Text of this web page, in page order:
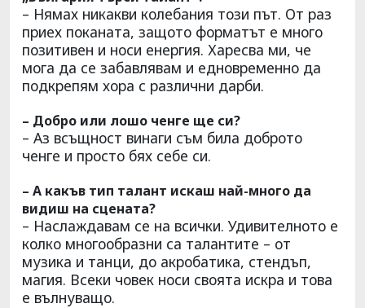
– Нямах никакви колебания този път. От раз
приех поканата, защото форматът е много
позитивен и носи енергия. Харесва ми, че
мога да се забавлявам и едновременно да
подкрепям хора с различни дарби.
– Добро или лошо ченге ще си?
– Аз всъщност винаги съм била доброто
ченге и просто бях себе си.
– А какъв тип талант искаш най-много да
видиш на сцената?
– Наслаждавам се на всички. Удивителното е
колко многообразни са талантите – от
музика и танци, до акробатика, стендъп,
магия. Всеки човек носи своята искра и това
е вълнуващо.